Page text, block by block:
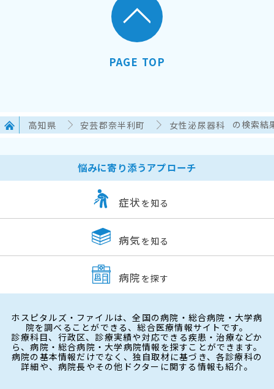
PAGE TOP
高知県 安芸郡奈半利町 女性泌尿器科 の検索結
悩みに寄り添うアプローチ
症状 を知る
病気 を知る
病院 を探す
ホスピタルズ・ファイルは、全国の病院・総合病院・大学病
院を調べることができる、総合医療情報サイトです。
診療科目、行政区、診療実績や対応できる疾患・治療などか
ら、病院・総合病院・大学病院情報を探すことができます。
病院の基本情報だけでなく、独自取材に基づき、各診療科の
詳細や、病院長やその他ドクターに関する情報も紹介。